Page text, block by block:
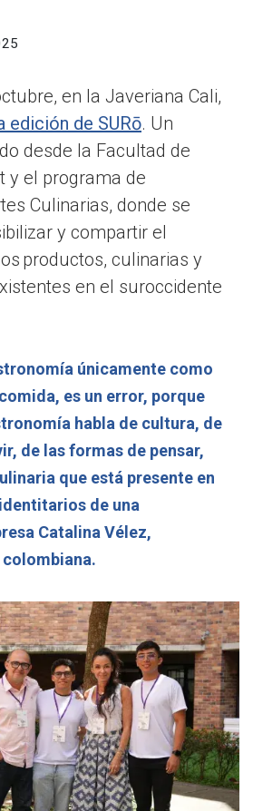
en la Javeriana Cali,
edición de SURō. Un
desde la Facultad de
y el programa de
Culinarias, donde se
y compartir el
productos, culinarias y
en el suroccidente
únicamente como
es un error, porque
habla de cultura, de
de las formas de pensar,
que está presente en
de una
Catalina Vélez,